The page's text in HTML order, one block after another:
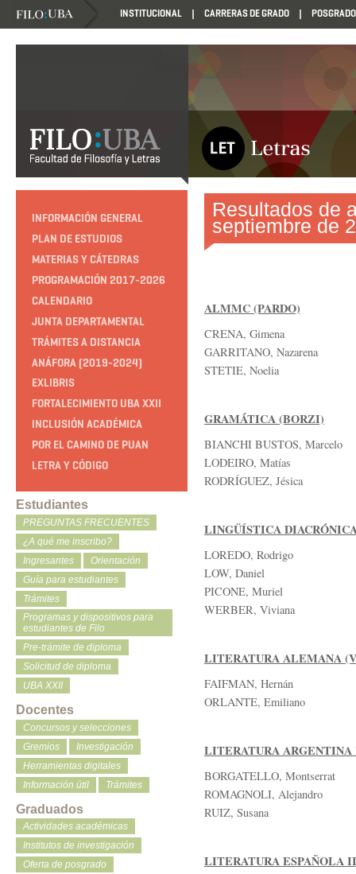
INSTITUCIONAL CARRERAS DE GRADO POSGRADO
INFORMACIÓN GENERAL
PLAN DE ESTUDIOS
MATERIAS Y CÁTEDRAS
PROGRAMACIÓN 2017-2026
CALENDARIO
JUNTA DEPARTAMENTAL
TRÁMITES A DISTANCIA
ANÁFORA (2019-2024)
EXLIBRIS
FORTALECIMIENTO UBA XXII
INCLUSIÓN ACADÉMICA
POR EL CAMINO DE PUAN
LETRA Y CÓDIGO
Estudiantes
PREGUNTAS FRECUENTES
¿A qué me inscribo?
Ingresantes
Orientación
Guía para estudiantes
Trámites
Programas y dispositivos para
estudiantes de Filo
Pre-trámite de diploma
Solicitud de diploma
UBA XXII
Docentes
Concursos y selecciones
Gremios
Investigación
Herramientas digitales
Información útil
Trámites
Graduados
Actividades académicas
Institutos de investigación
Oferta de posgrado
Resultados de
septiembre de
ALMMC (PARDO)
CRENA, Gimena
GARRITANO, Nazarena
STETIE, Noelia
GRAMÁTICA (BORZI)
BIANCHI BUSTOS, Marcelo
LODEIRO, Matías
RODRÍGUEZ, Jésica
LINGÜÍSTICA
LOREDO, Rodrigo
LOW, Daniel
PICONE, Muriel
WERBER, Viviana
LITERATURA ALEMANA
FAIFMAN, Hernán
ORLANTE, Emiliano
LITERATURA
BORGATELLO, Montserrat
ROMAGNOLI, Alejandro
RUIZ, Susana
LITERATURA ESPAÑOLA